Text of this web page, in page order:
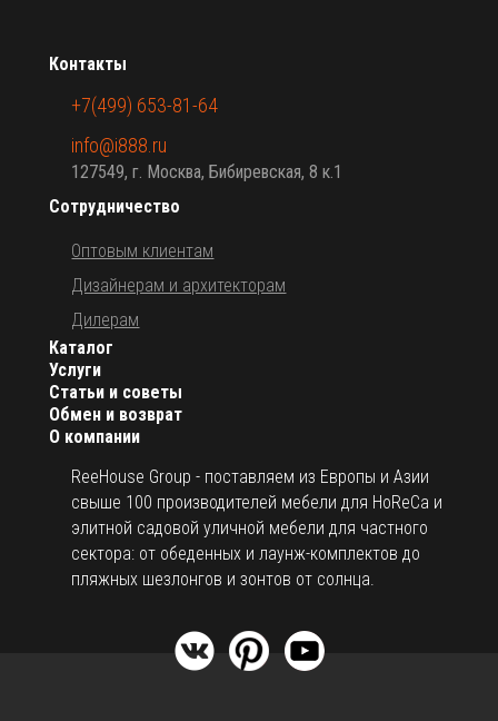
О компании
ReeHouse Group - поставляем из Европы и Азии
свыше 100 производителей мебели для HoReCa и
элитной садовой уличной мебели для частного
сектора: от обеденных и лаунж-комплектов до
пляжных шезлонгов и зонтов от солнца.
Каталог
Услуги
Статьи и советы
Обмен и возврат
Сотрудничество
Оптовым клиентам
Дизайнерам и архитекторам
Дилерам
Контакты
+7(499) 653-81-64
info@i888.ru
127549, г. Москва, Бибиревская, 8 к.1